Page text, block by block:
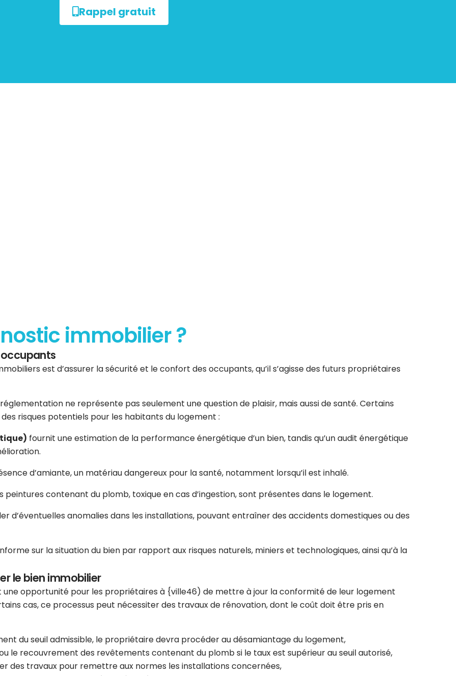
Rappel gratuit
immobilier ?
est d’assurer la sécurité et le confort des occupants, qu’il s’agisse des futurs propriétaires
ne représente pas seulement une question de plaisir, mais aussi de santé. Certains
risques potentiels pour les habitants du logement :
fournit une estimation de la performance énergétique d’un bien, tandis qu’un audit énergétique
d’amiante, un matériau dangereux pour la santé, notamment lorsqu’il est inhalé.
peintures contenant du plomb, toxique en cas d’ingestion, sont présentes dans le logement.
d’éventuelles anomalies dans les installations, pouvant entraîner des accidents domestiques ou des
sur la situation du bien par rapport aux risques naturels, miniers et technologiques, ainsi qu’à la
le bien immobilier
opportunité pour les propriétaires à {ville46) de mettre à jour la conformité de leur logement
cas, ce processus peut nécessiter des travaux de rénovation, dont le coût doit être pris en
du seuil admissible, le propriétaire devra procéder au désamiantage du logement,
le recouvrement des revêtements contenant du plomb si le taux est supérieur au seuil autorisé,
des travaux pour remettre aux normes les installations concernées,